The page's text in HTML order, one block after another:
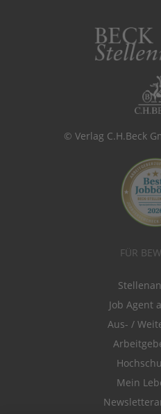
© Verlag C.H.Beck
FÜR
Job Agent
Aus- /
Mein